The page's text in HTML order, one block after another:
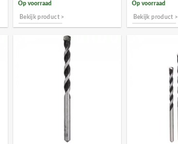
Op voorraad
Bekijk product >
Op voorraad
Bekijk product >